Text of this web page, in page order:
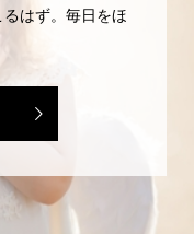
はず。毎日をほ